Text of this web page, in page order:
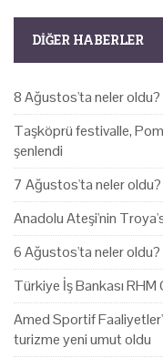
DIĞER HABERLER
8 Ağustos'ta neler oldu?
Taşköprü festivalle,
şenlendi
7 Ağustos'ta neler oldu?
Anadolu Ateşi'nin
6 Ağustos'ta neler oldu?
Türkiye İş Bankası RHM
Amed Sportif
turizme yeni umut oldu